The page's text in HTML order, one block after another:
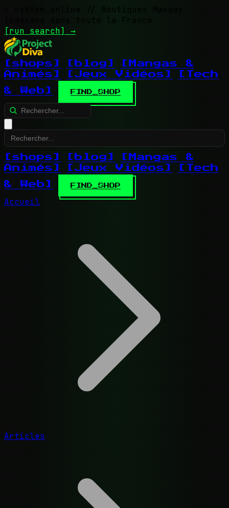
// Boutiques Mangas
indexées dans toute la France
[run search] →
[shops] [blog]
[Mangas &
Animés]
[Jeux Vidéos]
[Tech
& Web]
FIND_SHOP
[shops] [blog]
[Mangas &
Animés]
[Jeux Vidéos]
[Tech
& Web]
FIND_SHOP
Accueil
Articles